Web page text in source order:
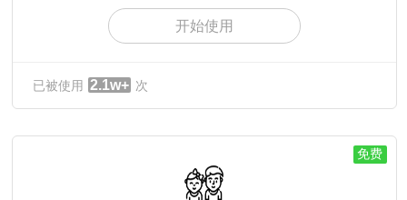
开始使用
已被使用 2.1w+ 次
免费